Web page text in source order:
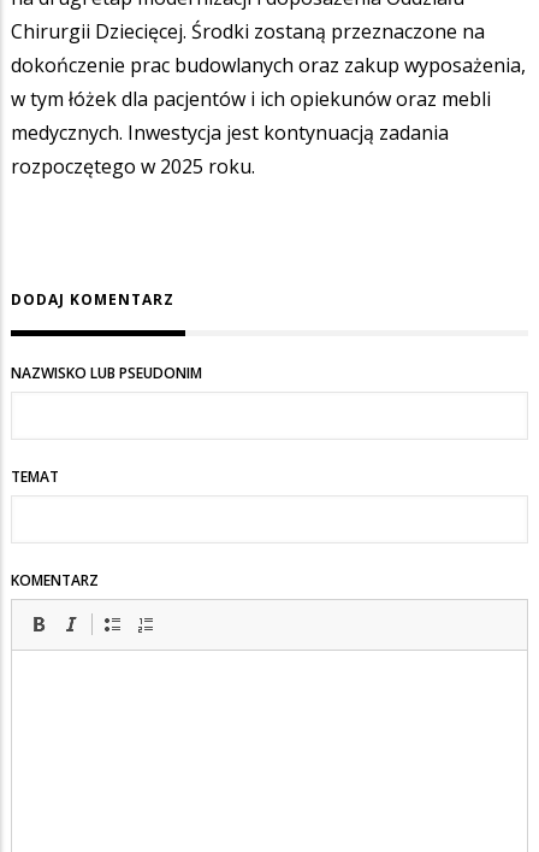
Chirurgii Dziecięcej. Środki zostaną przeznaczone na
dokończenie prac budowlanych oraz zakup wyposażenia,
w tym łóżek dla pacjentów i ich opiekunów oraz mebli
medycznych. Inwestycja jest kontynuacją zadania
rozpoczętego w 2025 roku.
DODAJ KOMENTARZ
NAZWISKO LUB PSEUDONIM
TEMAT
KOMENTARZ